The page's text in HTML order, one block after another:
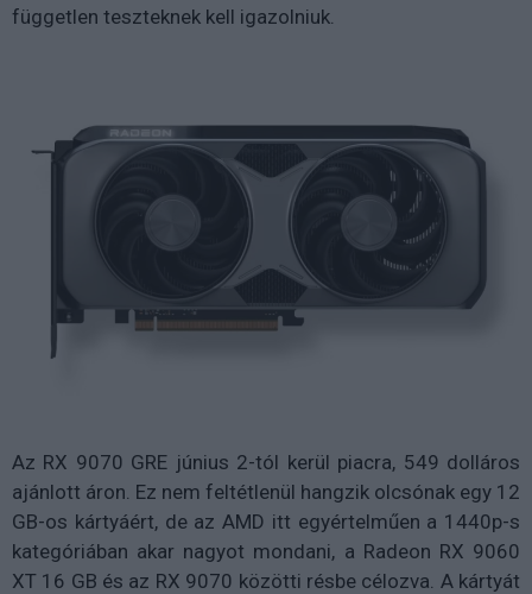
független teszteknek kell igazolniuk.
Az RX 9070 GRE június 2-tól kerül piacra, 549 dolláros
ajánlott áron. Ez nem feltétlenül hangzik olcsónak egy 12
GB-os kártyáért, de az AMD itt egyértelműen a 1440p-s
kategóriában akar nagyot mondani, a Radeon RX 9060
XT 16 GB és az RX 9070 közötti résbe célozva. A kártyát